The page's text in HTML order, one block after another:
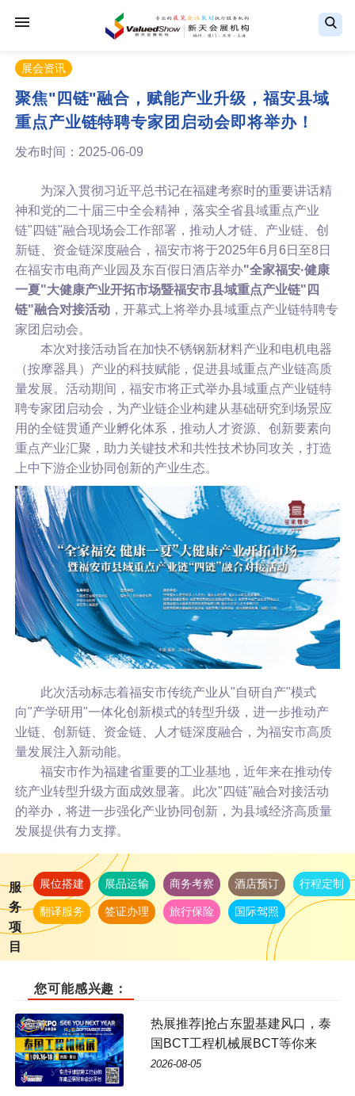
展会资讯
聚焦"四链"融合，赋能产业升级，福安县域
重点产业链特聘专家团启动会即将举办！
发布时间：2025-06-09
为深入贯彻习近平总书记在福建考察时的重要讲话精
神和党的二十届三中全会精神，落实全省县域重点产业
链"四链"融合现场会工作部署，推动人才链、产业链、创
新链、资金链深度融合，福安市将于2025年6月6日至8日
在福安市电商产业园及东百假日酒店举办"全家福安·健康
一夏"大健康产业开拓市场暨福安市县域重点产业链"四
链"融合对接活动，开幕式上将举办县域重点产业链特聘专
家团启动会。
本次对接活动旨在加快不锈钢新材料产业和电机电器
（按摩器具）产业的科技赋能，促进县域重点产业链高质
量发展。活动期间，福安市将正式举办县域重点产业链特
聘专家团启动会，为产业链企业构建从基础研究到场景应
用的全链贯通产业孵化体系，推动人才资源、创新要素向
重点产业汇聚，助力关键技术和共性技术协同攻关，打造
上中下游企业协同创新的产业生态。
此次活动标志着福安市传统产业从"自研自产"模式
向"产学研用"一体化创新模式的转型升级，进一步推动产
业链、创新链、资金链、人才链深度融合，为福安市高质
量发展注入新动能。
福安市作为福建省重要的工业基地，近年来在推动传
统产业转型升级方面成效显著。此次"四链"融合对接活动
的举办，将进一步强化产业协同创新，为县域经济高质量
发展提供有力支撑。
服
务
项
目
展位搭建 展品运输 商务考察 酒店预订 行程定制
翻译服务 签证办理 旅行保险 国际驾照
您可能感兴趣：
热展推荐|抢占东盟基建风口，泰
国BCT工程机械展BCT等你来
2026-08-05